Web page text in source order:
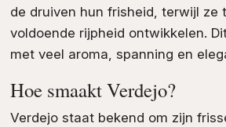
de druiven hun frisheid, terwijl ze
voldoende rijpheid ontwikkelen.
met veel aroma, spanning en
Hoe smaakt Verdejo?
Verdejo staat bekend om zijn